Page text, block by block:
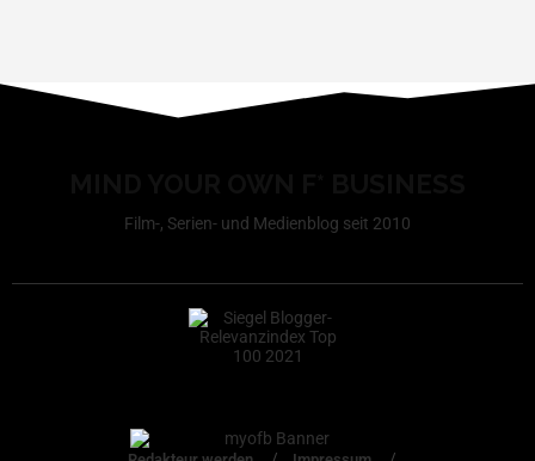
Film-, Serien- und Medienblog seit 2010